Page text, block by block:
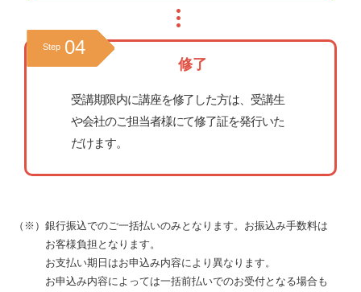
Step 04
修了
受講期限内に講座を修了した方は、受講生
や会社のご担当者様にて修了証を発行いた
だけます。
（※）銀行振込でのご一括払いのみとなります。お振込み手数料は
お客様負担となります。
お支払い期日はお申込み内容により異なります。
お申込み内容によっては一括前払いでのお受付となる場合も